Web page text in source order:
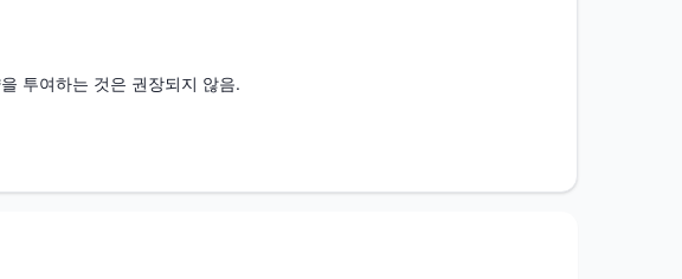
투여하는 것은 권장되지 않음.